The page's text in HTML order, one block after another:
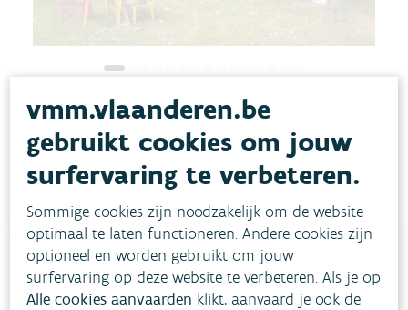
Heb je vragen?
vmm.vlaanderen.be
gebruikt cookies om jouw
surfervaring te verbeteren.
Sommige cookies zijn noodzakelijk om de website
optimaal te laten functioneren. Andere cookies zijn
optioneel en worden gebruikt om jouw
surfervaring op deze website te verbeteren. Als je op
Alle cookies aanvaarden klikt, aanvaard je ook de